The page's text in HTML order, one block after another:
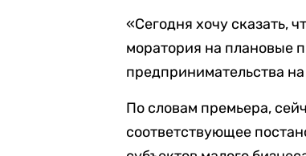
«Сегодня хочу сказать,
моратория на плановые
предпринимательства
По словам премьера,
соответствующее